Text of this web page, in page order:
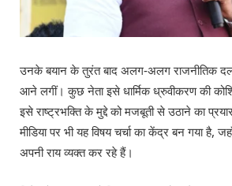
उनके बयान के तुरंत बाद अलग-अलग राजनीतिक
आने लगीं। कुछ नेता इसे धार्मिक ध्रुवीकरण की
इसे राष्ट्रभक्ति के मुद्दे को मजबूती से उठाने का
मीडिया पर भी यह विषय चर्चा का केंद्र बन गया है,
अपनी राय व्यक्त कर रहे हैं।